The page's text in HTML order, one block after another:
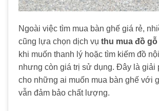
Ngoài việc tìm mua bàn ghế giá rẻ,
cũng lựa chọn dịch vụ thu mua đồ
khi muốn thanh lý hoặc tìm kiếm đồ
nhưng còn giá trị sử dụng. Đây là giải
cho những ai muốn mua bàn ghế với
vẫn đảm bảo chất lượng.